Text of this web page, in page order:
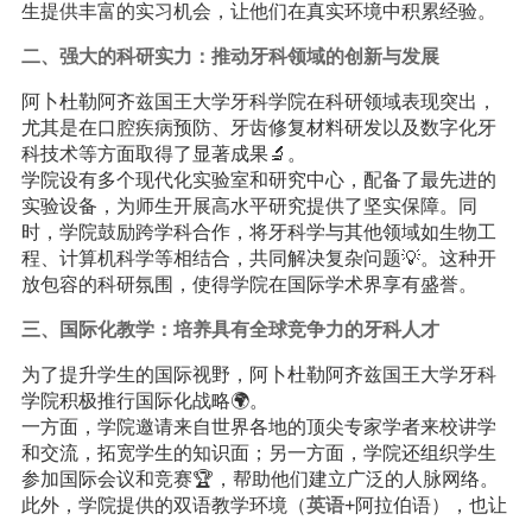
生提供丰富的实习机会，让他们在真实环境中积累经验。
二、强大的科研实力：推动牙科领域的创新与发展
阿卜杜勒阿齐兹国王大学牙科学院在科研领域表现突出，
尤其是在口腔疾病预防、牙齿修复材料研发以及数字化牙
科技术等方面取得了显著成果🔬。
学院设有多个现代化实验室和研究中心，配备了最先进的
实验设备，为师生开展高水平研究提供了坚实保障。同
时，学院鼓励跨学科合作，将牙科学与其他领域如生物工
程、计算机科学等相结合，共同解决复杂问题💡。这种开
放包容的科研氛围，使得学院在国际学术界享有盛誉。
三、国际化教学：培养具有全球竞争力的牙科人才
为了提升学生的国际视野，阿卜杜勒阿齐兹国王大学牙科
学院积极推行国际化战略🌍。
一方面，学院邀请来自世界各地的顶尖专家学者来校讲学
和交流，拓宽学生的知识面；另一方面，学院还组织学生
参加国际会议和竞赛🏆，帮助他们建立广泛的人脉网络。
此外，学院提供的双语教学环境（英语+阿拉伯语），也让